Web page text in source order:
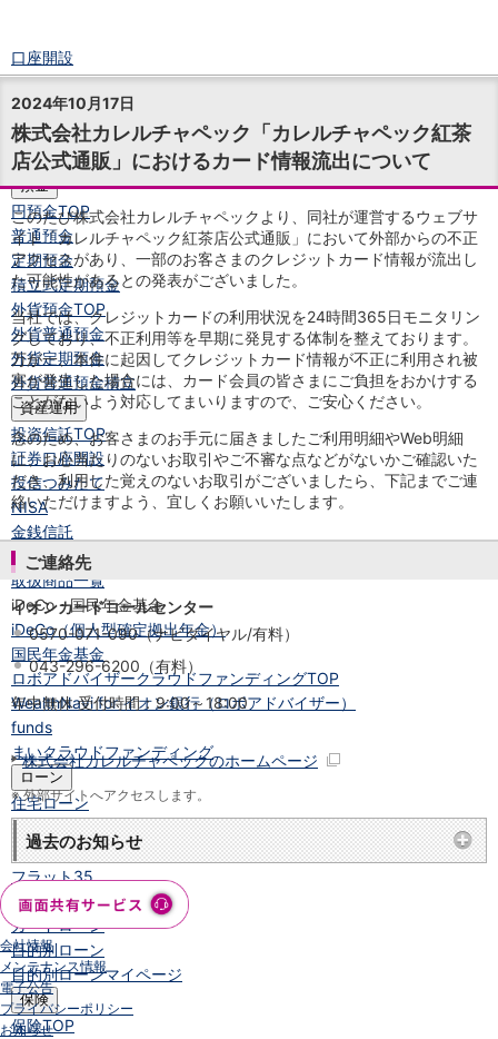
口座開設
ログイン
チャット
メニュー
商品・サービス
預金
円預金TOP
普通預金
定期預金
積立式定期預金
外貨預金TOP
外貨普通預金
外貨定期預金
外貨普通預金積立
資産運用
投資信託TOP
証券口座開設
投信つみたて
NISA
金銭信託
金銭信託のしくみ
取扱商品一覧
iDeCo・国民年金基金
iDeCo（個人型確定拠出年金）
国民年金基金
ロボアドバイザークラウドファンディングTOP
WealthNavi for イオン銀行（ロボアドバイザー）
funds
まいクラウドファンディング
ローン
住宅ローン
新規お借入れの方
お借換えの方
フラット35
リ・バース60
カードローン
目的別ローン
目的別ローンマイページ
保険
保険TOP
2024年10月17日
株式会社カレルチャペック「カレルチャペック紅茶
店公式通販」におけるカード情報流出について
このたび株式会社カレルチャペックより、同社が運営するウェブサ
イト「カレルチャペック紅茶店公式通販」において外部からの不正
アクセスがあり、一部のお客さまのクレジットカード情報が流出し
た可能性があるとの発表がございました。
当社では、クレジットカードの利用状況を24時間365日モニタリン
グしており、不正利用等を早期に発見する体制を整えております。
万が一、本件に起因してクレジットカード情報が不正に利用され被
害が発生した場合には、カード会員の皆さまにご負担をおかけする
ことがないよう対応してまいりますので、ご安心ください。
念のため、お客さまのお手元に届きましたご利用明細やWeb明細
に、お心当たりのないお取引やご不審な点などがないかご確認いた
だき、利用した覚えのないお取引がございましたら、下記までご連
絡いただけますよう、宜しくお願いいたします。
ご連絡先
イオンカードコールセンター
0570-071-090（ナビダイヤル/有料）
043-296-6200（有料）
年中無休 受付時間：9:00～18:00
株式会社カレルチャペックのホームページ
※外部サイトへアクセスします。
過去のお知らせ
会社情報
メンテナンス情報
電子公告
プライバシーポリシー
お知らせ